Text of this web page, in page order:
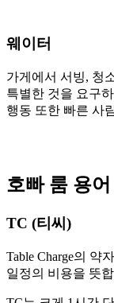
웨이터
가게에서 서빙, 청
특별한 것을 요구
행동 또한 빠른 사
호빠 룸 용어
TC (티씨)
Table Charge의 약
일정의 비용을 뜻